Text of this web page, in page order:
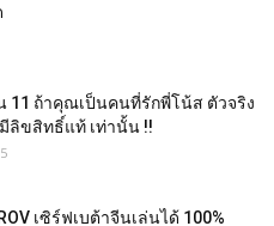
11 ถ้าคุณเป็นคนที่รักพี่โน้ส ตัวจริง
ลิขสิทธิ์แท้ เท่านั้น !!
เซิร์ฟเบต้าจีนเล่นได้ 100%